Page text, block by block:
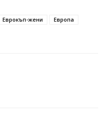
Еврокъп-жени
Европа